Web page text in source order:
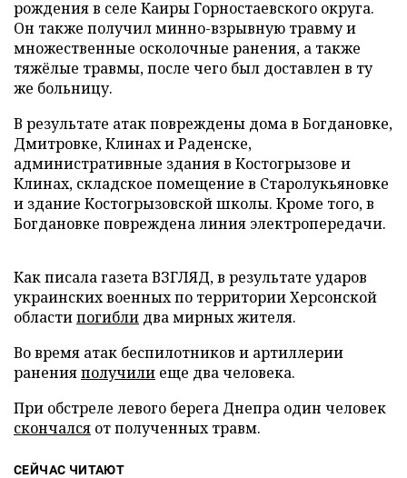
рождения в селе Каиры Горностаевского округа.
Он также получил минно-взрывную травму и
множественные осколочные ранения, а также
тяжёлые травмы, после чего был доставлен в ту
же больницу.
В результате атак повреждены дома в Богдановке,
Дмитровке, Клинах и Раденске,
административные здания в Костогрызове и
Клинах, складское помещение в Старолукьяновке
и здание Костогрызовской школы. Кроме того, в
Богдановке повреждена линия электропередачи.
Как писала газета ВЗГЛЯД, в результате ударов
украинских военных по территории Херсонской
областипогибли два мирных жителя.
Во время атак беспилотников и артиллерии
раненияполучили еще два человека.
При обстреле левого берега Днепра один человек
скончался от полученных травм.
СЕЙЧАС ЧИТАЮТ